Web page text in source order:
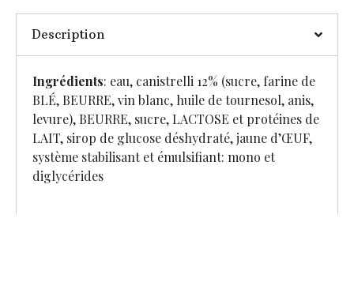
Description
Ingrédients: eau, canistrelli 12% (sucre, farine de
BLÉ, BEURRE, vin blanc, huile de tournesol, anis,
levure), BEURRE, sucre, LACTOSE et protéines de
LAIT, sirop de glucose déshydraté, jaune d’ŒUF,
système stabilisant et émulsifiant: mono et
diglycérides